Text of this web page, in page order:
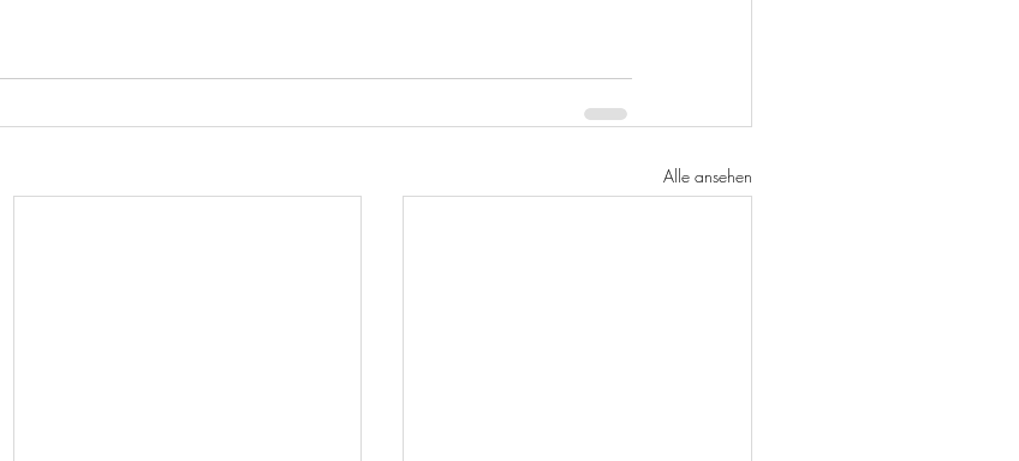
Alle ansehen